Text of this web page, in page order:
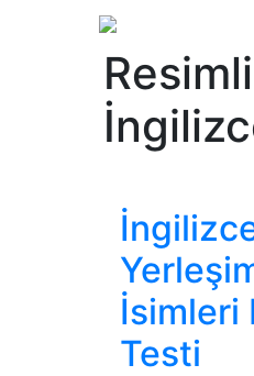
Resimli
İsimleri
Testi